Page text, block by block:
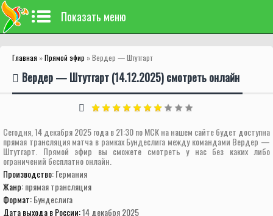
Показать меню
Главная »Прямой эфир » Вердер — Штутгарт
Вердер — Штутгарт (14.12.2025) смотреть онлайн
Сегодня, 14 декабря 2025 года в 21:30 по МСК на нашем сайте будет доступна
прямая трансляция матча в рамках Бундеслига между командами Вердер —
Штутгарт. Прямой эфир вы сможете смотреть у нас без каких либо
ограничений бесплатно онлайн.
Производство:Германия
Жанр:прямая трансляция
Формат:Бундеслига
Дата выхода в России:14 декабря 2025